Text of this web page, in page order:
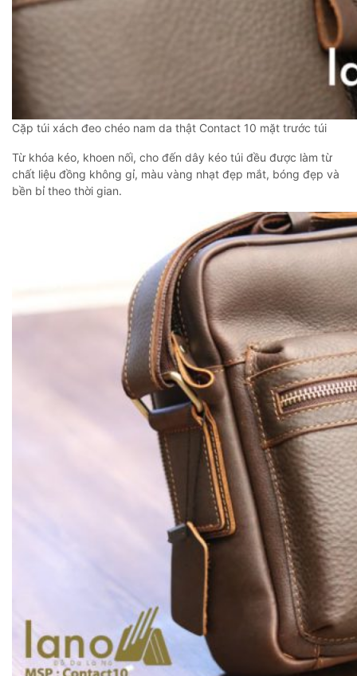
Cặp túi xách đeo chéo nam da thật Contact 10 mặt trước túi
Từ khóa kéo, khoen nối, cho đến dây kéo túi đều được làm từ
chất liệu đồng không gỉ, màu vàng nhạt đẹp mắt, bóng đẹp và
bền bỉ theo thời gian.